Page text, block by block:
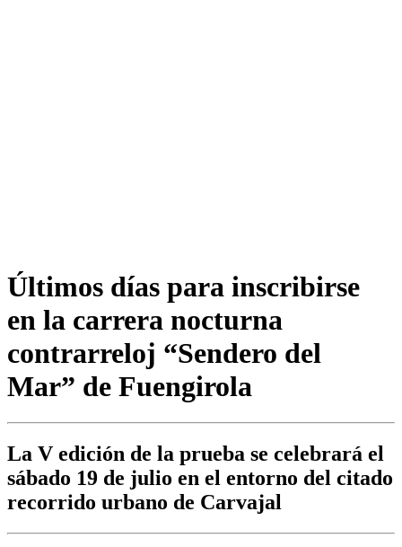
Últimos días para inscribirse
en la carrera nocturna
contrarreloj “Sendero del
Mar” de Fuengirola
La V edición de la prueba se celebrará el
sábado 19 de julio en el entorno del citado
recorrido urbano de Carvajal